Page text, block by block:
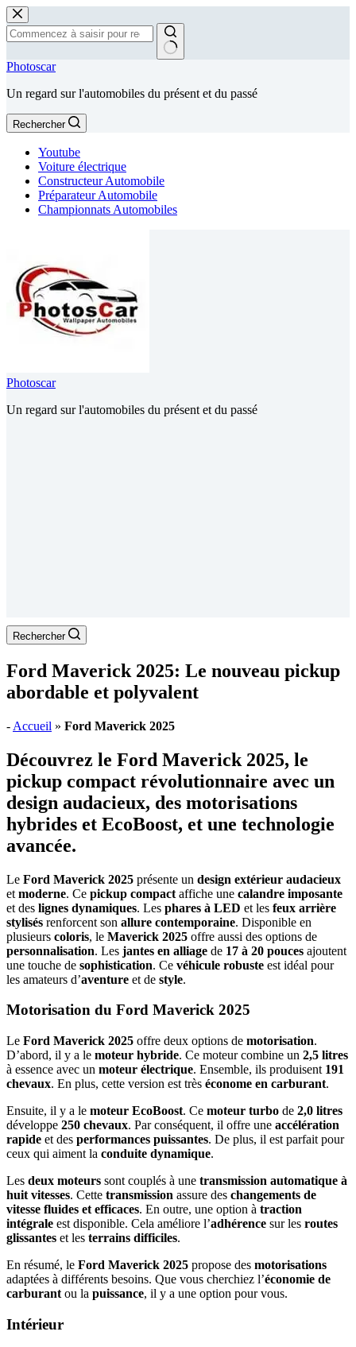
Passer
au
contenu
Aucun
Photoscar
Un regard sur l'automobiles du présent et du passé
Rechercher
Youtube
Voiture électrique
Constructeur Automobile
Préparateur Automobile
Championnats Automobiles
Photoscar
Un regard sur l'automobiles du présent et du passé
Rechercher
Ford Maverick 2025: Le nouveau pickup
abordable et polyvalent
- Accueil » Ford Maverick 2025
Découvrez le Ford Maverick 2025, le
pickup compact révolutionnaire avec un
design audacieux, des motorisations
hybrides et EcoBoost, et une technologie
avancée.
Le Ford Maverick 2025 présente un design extérieur audacieux
et moderne. Ce pickup compact affiche une calandre imposante
et des lignes dynamiques. Les phares à LED et les feux arrière
stylisés renforcent son allure contemporaine. Disponible en
plusieurs coloris, le Maverick 2025 offre aussi des options de
personnalisation. Les jantes en alliage de 17 à 20 pouces ajoutent
une touche de sophistication. Ce véhicule robuste est idéal pour
les amateurs d’aventure et de style.
Motorisation du Ford Maverick 2025
Le Ford Maverick 2025 offre deux options de motorisation.
D’abord, il y a le moteur hybride. Ce moteur combine un 2,5 litres
à essence avec un moteur électrique. Ensemble, ils produisent 191
chevaux. En plus, cette version est très économe en carburant.
Ensuite, il y a le moteur EcoBoost. Ce moteur turbo de 2,0 litres
développe 250 chevaux. Par conséquent, il offre une accélération
rapide et des performances puissantes. De plus, il est parfait pour
ceux qui aiment la conduite dynamique.
Les deux moteurs sont couplés à une transmission automatique à
huit vitesses. Cette transmission assure des changements de
vitesse fluides et efficaces. En outre, une option à traction
intégrale est disponible. Cela améliore l’adhérence sur les routes
glissantes et les terrains difficiles.
En résumé, le Ford Maverick 2025 propose des motorisations
adaptées à différents besoins. Que vous cherchiez l’économie de
carburant ou la puissance, il y a une option pour vous.
Intérieur